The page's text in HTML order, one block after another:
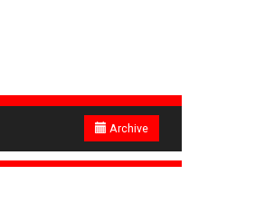
Archive